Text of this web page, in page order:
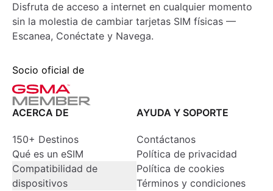
Disfruta de acceso a internet en cualquier momento
sin la molestia de cambiar tarjetas SIM físicas —
Escanea, Conéctate y Navega.
Socio oficial de
ACERCA DE
150+ Destinos
Qué es un eSIM
Compatibilidad de
dispositivos
AYUDA Y SOPORTE
Contáctanos
Política de privacidad
Política de cookies
Términos y condiciones